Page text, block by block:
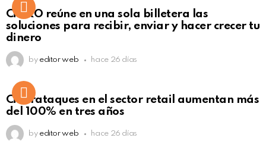
Not Safe For Work
Click to view this post
CiNKO reúne en una sola billetera las
soluciones para recibir, enviar y hacer crecer tu
dinero
by editor web hace 26 días
Ciberataques en el sector retail aumentan más
del 100% en tres años
by editor web hace 26 días